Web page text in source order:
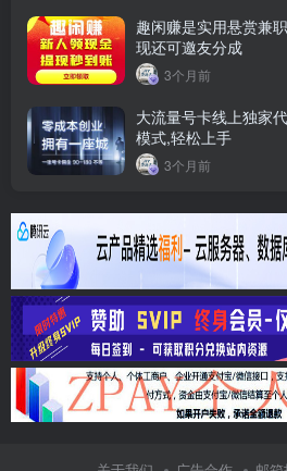
趣闲赚是实用悬赏兼
现还可邀友分成
3个月前
大流量号卡线上独家
模式,轻松上手
3个月前